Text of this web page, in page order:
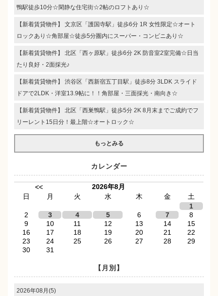
鴨駅徒歩10分☆閑静な住宅街☆2帖のロフトあり☆
【新着賃貸物件】 文京区「護国寺駅」徒歩6分 1R 女性限定☆オート
ロックあり☆角部屋☆徒歩5分圏内にスーパー・コンビニあり☆
【新着賃貸物件】 北区「西ヶ原駅」徒歩6分 2K 防音室2室完備☆日当
たり良好・2面採光♪
【新着賃貸物件】 渋谷区「西新宿五丁目駅」徒歩8分 3LDK スライド
ドアで2LDK・洋室13.9帖に！！角部屋・三面採光・南向き☆
【新着賃貸物件】 北区「西巣鴨駅」徒歩5分 2K 8月末までご成約でフ
リーレント15日分！最上階☆オートロック☆
もっとみる
カレンダー
<<
2026年8月
日
月 火 水 木 金
土
1
2
3 4 5 6 7
8
9
10 11 12 13 14
15
16
17 18 19 20 21
22
23
24 25 26 27 28
29
30
31
【月別】
2026年08月(5)